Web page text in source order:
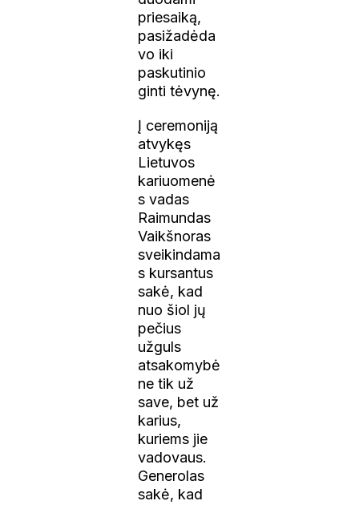
priesaiką,
pasižadėda
vo iki
paskutinio
ginti tėvynę.
Į ceremoniją
atvykęs
Lietuvos
kariuomenė
s vadas
Raimundas
Vaikšnoras
sveikindama
s kursantus
sakė, kad
nuo šiol jų
pečius
užguls
atsakomybė
ne tik už
save, bet už
karius,
kuriems jie
vadovaus.
Generolas
sakė, kad